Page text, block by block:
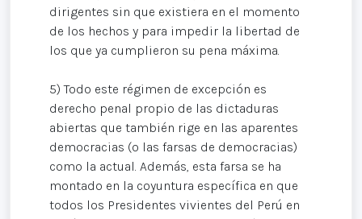
dirigentes sin que existiera en el momento
de los hechos y para impedir la libertad de
los que ya cumplieron su pena máxima.
5) Todo este régimen de excepción es
derecho penal propio de las dictaduras
abiertas que también rige en las aparentes
democracias (o las farsas de democracias)
como la actual. Además, esta farsa se ha
montado en la coyuntura específica en que
todos los Presidentes vivientes del Perú en